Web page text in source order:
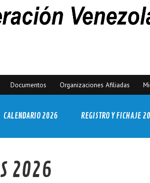
Documentos Organizaciones Afiliadas
de Actividades Subacuáticas
CALENDARIO 2026 REGISTRO Y FICHAJE
2026